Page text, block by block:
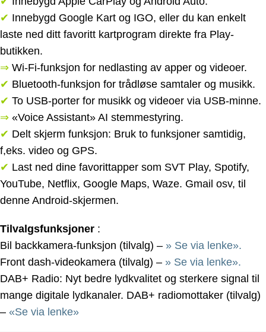
✔ Innebygd Google Kart og IGO, eller du kan enkelt
laste ned ditt favoritt kartprogram direkte fra Play-
butikken.
⇒ Wi-Fi-funksjon for nedlasting av apper og videoer.
✔ Bluetooth-funksjon for trådløse samtaler og musikk.
✔ To USB-porter for musikk og videoer via USB-minne.
⇒ «Voice Assistant» AI stemmestyring.
✔ Delt skjerm funksjon: Bruk to funksjoner samtidig,
f,eks. video og GPS.
✔ Last ned dine favorittapper som SVT Play, Spotify,
YouTube, Netflix, Google Maps, Waze. Gmail osv, til
denne Android-skjermen.
Tilvalgsfunksjoner :
Bil backkamera-funksjon (tilvalg) – » Se via lenke».
Front dash-videokamera (tilvalg) – » Se via lenke».
DAB+ Radio: Nyt bedre lydkvalitet og sterkere signal til
mange digitale lydkanaler. DAB+ radiomottaker (tilvalg)
– «Se via lenke»